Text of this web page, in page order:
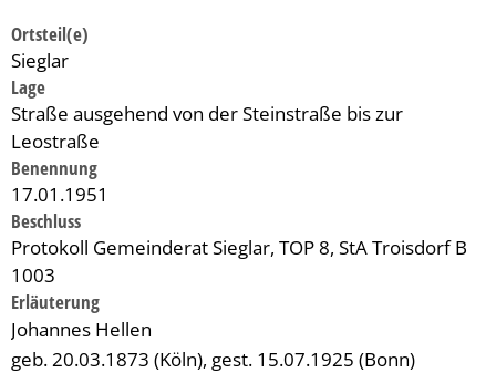
Ortsteil(e)
Sieglar
Lage
Straße ausgehend von der Steinstraße bis zur
Leostraße
Benennung
17.01.1951
Beschluss
Protokoll Gemeinderat Sieglar, TOP 8, StA Troisdorf B
1003
Erläuterung
Johannes Hellen
geb. 20.03.1873 (Köln), gest. 15.07.1925 (Bonn)